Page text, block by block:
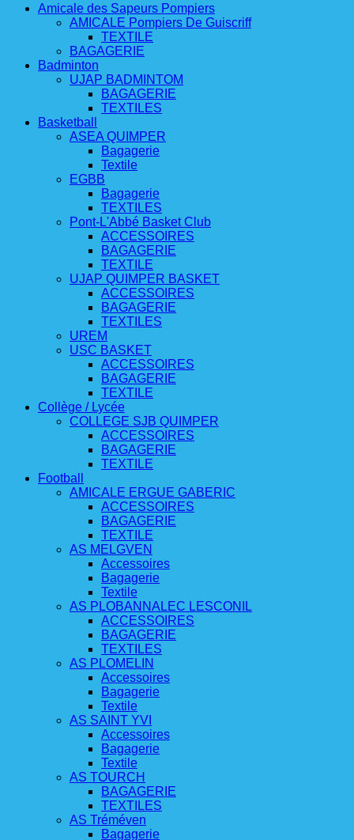
Amicale des Sapeurs Pompiers
AMICALE Pompiers De Guiscriff
TEXTILE
BAGAGERIE
Badminton
UJAP BADMINTOM
BAGAGERIE
TEXTILES
Basketball
ASEA QUIMPER
Bagagerie
Textile
EGBB
Bagagerie
TEXTILES
Pont-L'Abbé Basket Club
ACCESSOIRES
BAGAGERIE
TEXTILE
UJAP QUIMPER BASKET
ACCESSOIRES
BAGAGERIE
TEXTILES
UREM
USC BASKET
ACCESSOIRES
BAGAGERIE
TEXTILE
Collège / Lycée
COLLEGE SJB QUIMPER
ACCESSOIRES
BAGAGERIE
TEXTILE
Football
AMICALE ERGUE GABERIC
ACCESSOIRES
BAGAGERIE
TEXTILE
AS MELGVEN
Accessoires
Bagagerie
Textile
AS PLOBANNALEC LESCONIL
ACCESSOIRES
BAGAGERIE
TEXTILES
AS PLOMELIN
Accessoires
Bagagerie
Textile
AS SAINT YVI
Accessoires
Bagagerie
Textile
AS TOURCH
BAGAGERIE
TEXTILES
AS Tréméven
Bagagerie